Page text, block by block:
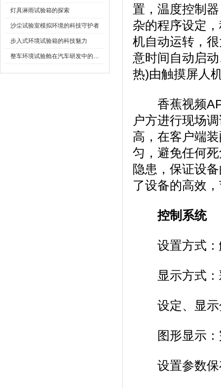
灯具淋雨试验箱的探索
沙尘试验室模拟环境的科技守护者
步入式环境试验箱的科技魅力
整车环境试验舱在汽车研发中的作用
置，温度控制
杂的程序设定
机自动运转，
意时间自动启动
热)由触摸屏人机
香蕉视频APP
户方进行现场调
高，在客户端
匀，避免任何
隐患，保证
了设备的高效，
控制系统
设置方式：
显示方式
设定、显示
图形显示：
设置参数保存